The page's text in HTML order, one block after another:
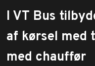
I VT Bus
af kørsel med
med chauffør